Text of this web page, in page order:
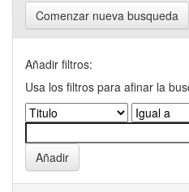
Comenzar nueva busqueda
Añadir filtros:
Usa los filtros para afinar la